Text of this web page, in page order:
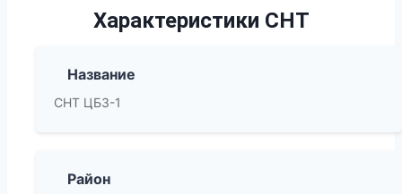
Характеристики СНТ
Название
СНТ ЦБЗ-1
Район